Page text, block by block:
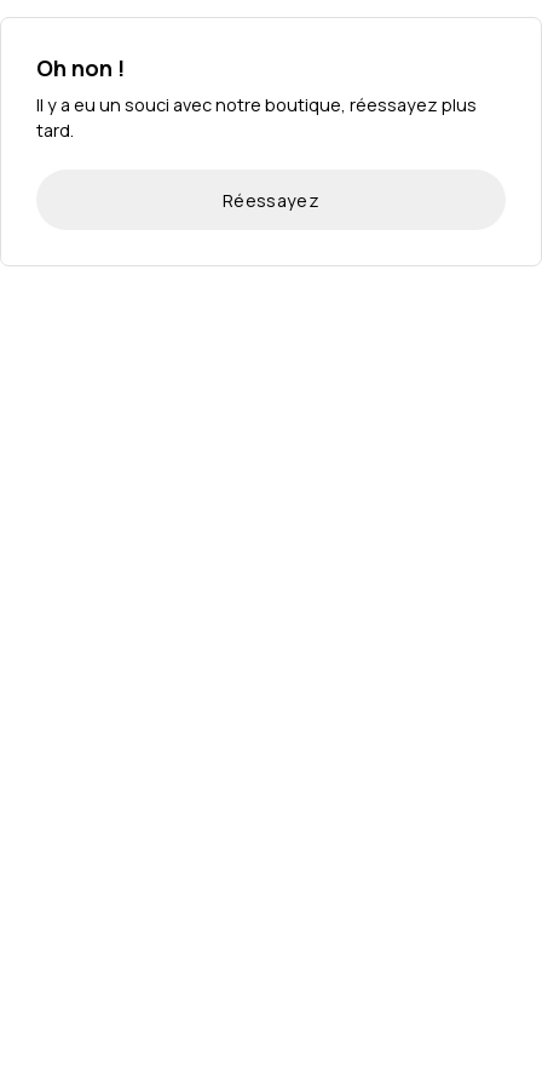
Oh non !
Il y a eu un souci avec notre boutique, réessayez plus
tard.
Réessayez